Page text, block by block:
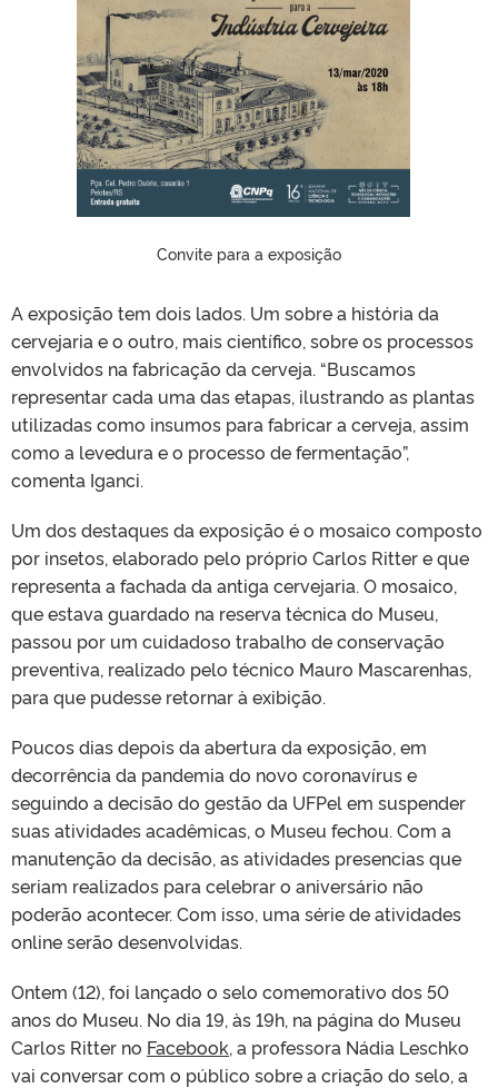
Convite para a exposição
A exposição tem dois lados. Um sobre a história da
cervejaria e o outro, mais científico, sobre os processos
envolvidos na fabricação da cerveja. “Buscamos
representar cada uma das etapas, ilustrando as plantas
utilizadas como insumos para fabricar a cerveja, assim
como a levedura e o processo de fermentação”,
comenta Iganci.
Um dos destaques da exposição é o mosaico composto
por insetos, elaborado pelo próprio Carlos Ritter e que
representa a fachada da antiga cervejaria. O mosaico,
que estava guardado na reserva técnica do Museu,
passou por um cuidadoso trabalho de conservação
preventiva, realizado pelo técnico Mauro Mascarenhas,
para que pudesse retornar à exibição.
Poucos dias depois da abertura da exposição, em
decorrência da pandemia do novo coronavírus e
seguindo a decisão do gestão da UFPel em suspender
suas atividades acadêmicas, o Museu fechou. Com a
manutenção da decisão, as atividades presencias que
seriam realizados para celebrar o aniversário não
poderão acontecer. Com isso, uma série de atividades
online serão desenvolvidas.
Ontem (12), foi lançado o selo comemorativo dos 50
anos do Museu. No dia 19, às 19h, na página do Museu
Carlos Ritter no Facebook, a professora Nádia Leschko
vai conversar com o público sobre a criação do selo, a